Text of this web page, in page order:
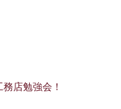
店勉強会！